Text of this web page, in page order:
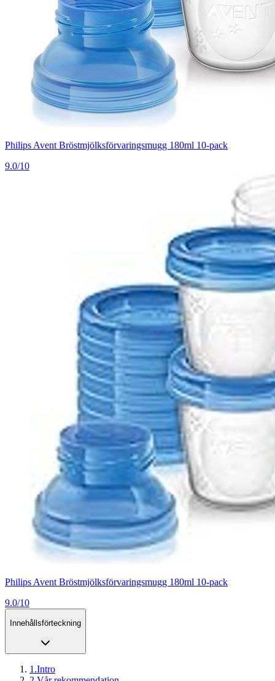
Philips Avent Bröstmjölksförvaringsmugg 180ml 10-pack
9.0/10
Philips Avent Bröstmjölksförvaringsmugg 180ml 10-pack
9.0/10
Innehållsförteckning
1 .Intro